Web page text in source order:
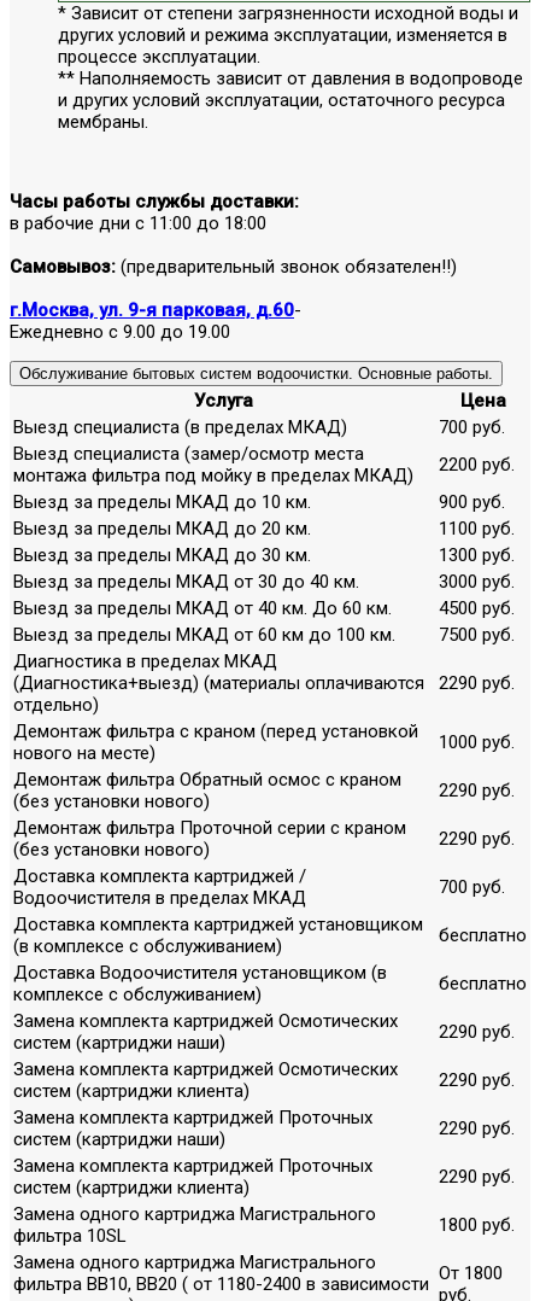
* Зависит от степени загрязненности исходной воды и
других условий и режима эксплуатации, изменяется в
процессе эксплуатации.
** Наполняемость зависит от давления в водопроводе
и других условий эксплуатации, остаточного ресурса
мембраны.
Часы работы службы доставки:
в рабочие дни с 11:00 до 18:00
Самовывоз: (предварительный звонок обязателен!!)
г.Москва, ул. 9-я парковая, д.60-
Ежедневно с 9.00 до 19.00
Обслуживание бытовых систем водоочистки. Основные работы.
Услуга
Цена
Выезд специалиста (в пределах МКАД)
700 руб.
Выезд специалиста (замер/осмотр места
монтажа фильтра под мойку в пределах МКАД)
2200 руб.
Выезд за пределы МКАД до 10 км.
900 руб.
Выезд за пределы МКАД до 20 км.
1100 руб.
Выезд за пределы МКАД до 30 км.
1300 руб.
Выезд за пределы МКАД от 30 до 40 км.
3000 руб.
Выезд за пределы МКАД от 40 км. До 60 км.
4500 руб.
Выезд за пределы МКАД от 60 км до 100 км.
7500 руб.
Диагностика в пределах МКАД
(Диагностика+выезд) (материалы оплачиваются
отдельно)
2290 руб.
Демонтаж фильтра с краном (перед установкой
нового на месте)
1000 руб.
Демонтаж фильтра Обратный осмос с краном
(без установки нового)
2290 руб.
Демонтаж фильтра Проточной серии с краном
(без установки нового)
2290 руб.
Доставка комплекта картриджей /
Водоочистителя в пределах МКАД
700 руб.
Доставка комплекта картриджей установщиком
(в комплексе с обслуживанием)
бесплатно
Доставка Водоочистителя установщиком (в
комплексе с обслуживанием)
бесплатно
Замена комплекта картриджей Осмотических
систем (картриджи наши)
2290 руб.
Замена комплекта картриджей Осмотических
систем (картриджи клиента)
2290 руб.
Замена комплекта картриджей Проточных
систем (картриджи наши)
2290 руб.
Замена комплекта картриджей Проточных
систем (картриджи клиента)
2290 руб.
Замена одного картриджа Магистрального
фильтра 10SL
1800 руб.
Замена одного картриджа Магистрального
фильтра ВВ10, ВВ20 ( от 1180-2400 в зависимости От 1800
руб.